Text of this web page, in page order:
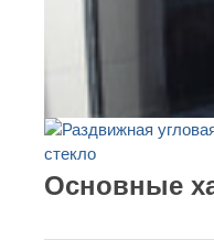
Основные